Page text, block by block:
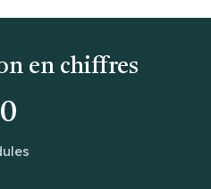
en chiffres